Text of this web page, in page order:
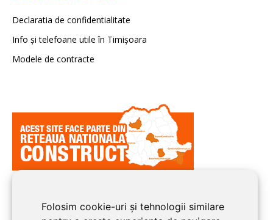
Folosim cookie-uri și tehnologii similare
Declaratia de confidentialitate
Info și telefoane utile în Timișoara
Modele de contracte